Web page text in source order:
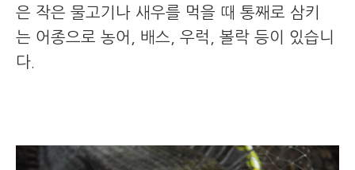
은 작은 물고기나 새우를 먹을 때 통째로 삼키
는 어종으로 농어, 배스, 우럭, 볼락 등이 있습니
다.